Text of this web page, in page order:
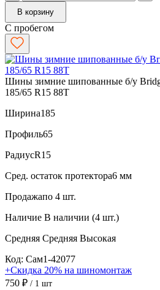
В корзину
С пробегом
Шины зимние шипованные б/у
185/65 R15 88T
Ширина185
Профиль65
РадиусR15
Сред. остаток протектора6 мм
Продажапо 4 шт.
Наличие В наличии (4 шт.)
Средняя Средняя Высокая
Код: Сам1-42077
+Скидка 20% на шиномонтаж
750 ₽ / 1 шт